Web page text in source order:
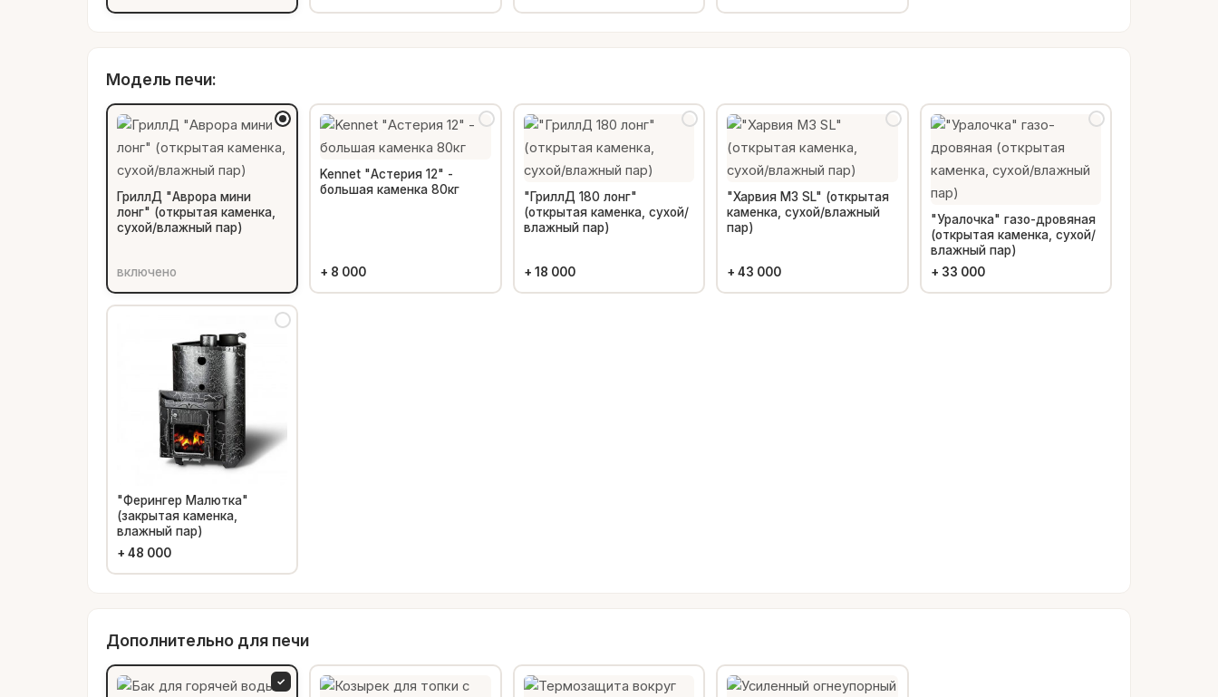
Модель печи:
ГриллД "Аврора мини
лонг" (открытая каменка,
сухой/влажный пар)
включено
Kennet "Астерия 12" -
большая каменка 80кг
+ 8 000
"ГриллД 180 лонг"
(открытая каменка, сухой/
влажный пар)
+ 18 000
"Харвия M3 SL" (открытая
каменка, сухой/влажный
пар)
+43 000
"Уралочка" газо-дровяная
(открытая каменка, сухой/
влажный пар)
+ 33 000
"Ферингер Малютка"
(закрытая каменка,
влажный пар)
+ 48 000
Дополнительно для печи
✓